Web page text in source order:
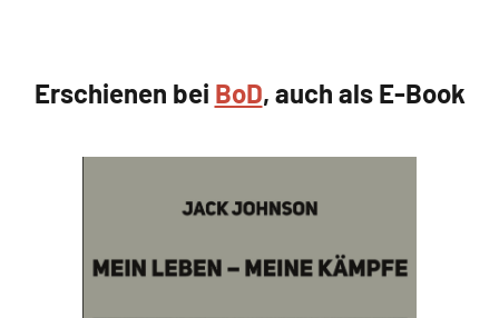
Erschienen bei BoD, auch als E-Book